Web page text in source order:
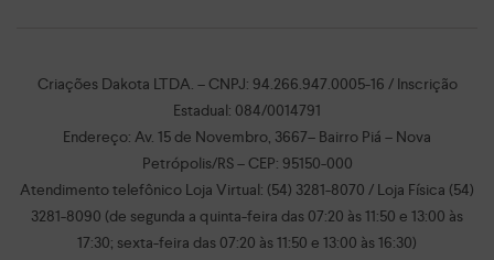
Criações Dakota LTDA. – CNPJ: 94.266.947.0005-16 / Inscrição
Estadual: 084/0014791
Endereço: Av. 15 de Novembro, 3667– Bairro Piá – Nova
Petrópolis/RS – CEP: 95150-000
Atendimento telefônico Loja Virtual: (54) 3281-8070 / Loja Física (54)
3281-8090 (de segunda a quinta-feira das 07:20 às 11:50 e 13:00 às
17:30; sexta-feira das 07:20 às 11:50 e 13:00 às 16:30)